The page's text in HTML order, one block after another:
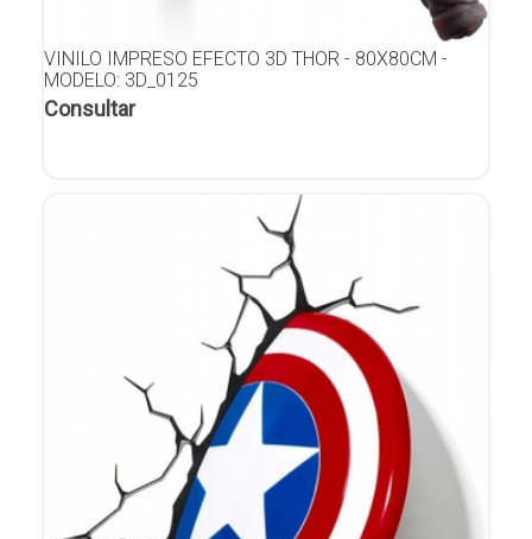
VINILO IMPRESO EFECTO 3D THOR - 80X80CM -
MODELO: 3D_0125
Consultar